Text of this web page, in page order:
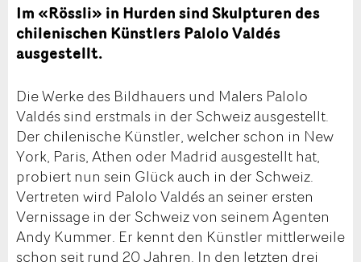
Im «Rössli» in Hurden sind Skulpturen des
chilenischen Künstlers Palolo Valdés
ausgestellt.
Die Werke des Bildhauers und Malers Palolo
Valdés sind erstmals in der Schweiz ausgestellt.
Der chilenische Künstler, welcher schon in New
York, Paris, Athen oder Madrid ausgestellt hat,
probiert nun sein Glück auch in der Schweiz.
Vertreten wird Palolo Valdés an seiner ersten
Vernissage in der Schweiz von seinem Agenten
Andy Kummer. Er kennt den Künstler mittlerweile
schon seit rund 20 Jahren. In den letzten drei